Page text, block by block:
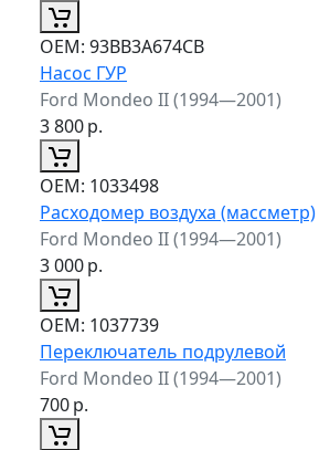
ОЕМ: 93BB3A674CB
Насос ГУР
Ford Mondeo II (1994—2001)
3 800р.
ОЕМ: 1033498
Расходомер воздуха (массметр)
Ford Mondeo II (1994—2001)
3 000р.
ОЕМ: 1037739
Переключатель подрулевой
Ford Mondeo II (1994—2001)
700р.